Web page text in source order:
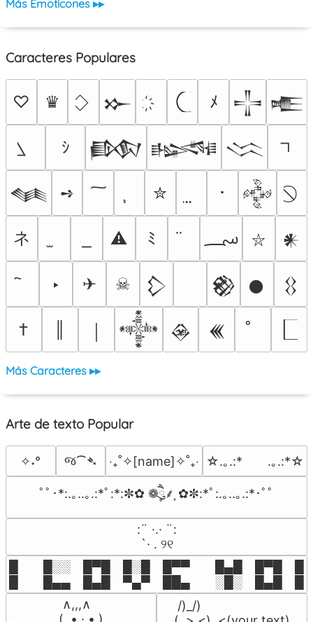
Más Emoticones ▸▸
Caracteres Populares
♡ ♛ 𒁍 ﾒ 𒋲 𒍫
ｼ 𒁃 𒈙 𒈱
𒈝 ➺ ✮ ･ 𒅒
ネ ⚠ ﾐ ؄ ⛥ 𒀭
‣ ✈ ☠ 𒁷 𒆙 𒊹 𒌐
† 𒀱 𒊲 𒌍
Más Caracteres ▸▸
Arte de texto Popular
✧˖° જ⁀➴ ‎‧₊˚✧[name]✧˚₊‧ ☆.｡.:*　　.｡.:*☆
ﾟﾟ･*:.｡..｡.:*ﾟ:*:✼✿ ❁ཻུ۪۪⸙͎ ✿✼:*ﾟ:.｡..｡.:*･ﾟﾟ
⠀:¨ ·.· ¨:⠀
⠀ `· . ୨୧⠀
█  █░░ █▀█ █░█ █▀▀  █▄█ █▀█
█  █▄▄ █▄█ ▀▄▀ ██▄  ░█░ █▄█
∧,,,∧
(  ̳• · • ̳)
/)_/)